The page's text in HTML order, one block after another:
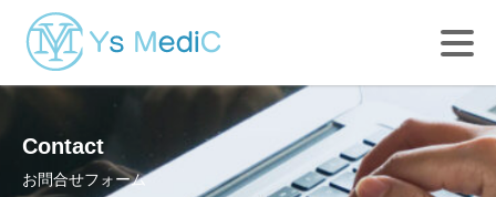
Contact
お問合せフォーム